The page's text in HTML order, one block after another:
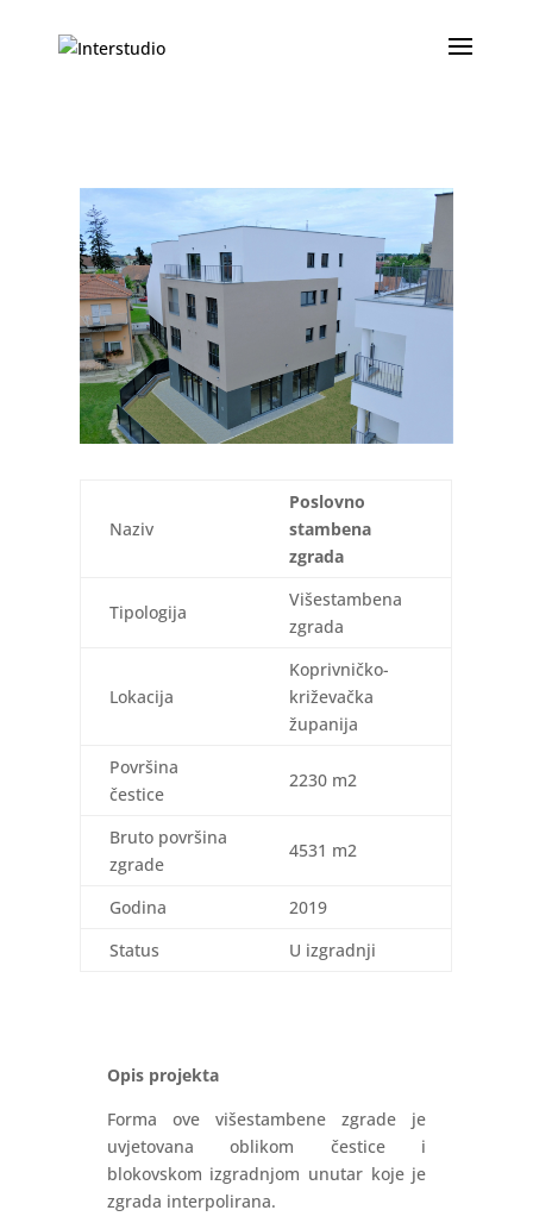
Naziv
Poslovno
stambena
zgrada
Tipologija
Višestambena
zgrada
Lokacija
Koprivničko-
križevačka
županija
Površina
čestice
2230 m2
Bruto površina
zgrade
4531 m2
Godina
2019
Status
U izgradnji
Opis projekta
Forma ove višestambene zgrade je
uvjetovana oblikom čestice i
blokovskom izgradnjom unutar koje je
zgrada interpolirana.